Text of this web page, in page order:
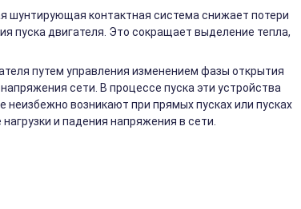
шунтирующая контактная система снижает потери
пуска двигателя. Это сокращает выделение тепла,
путем управления изменением фазы открытия
сети. В процессе пуска эти устройства
возникают при прямых пусках или пусках
и падения напряжения в сети.